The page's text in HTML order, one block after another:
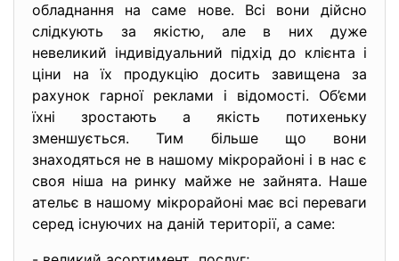
обладнання на саме нове. Всі вони дійсно
слідкують за якістю, але в них дуже
невеликий індивідуальний підхід до клієнта і
ціни на їх продукцію досить завищена за
рахунок гарної реклами і відомості. Об’єми
їхні зростають а якість потихеньку
зменшується. Тим більше що вони
знаходяться не в нашому мікрорайоні і в нас є
своя ніша на ринку майже не зайнята. Наше
ательє в нашому мікрорайоні має всі переваги
серед існуючих на даній території, а саме: